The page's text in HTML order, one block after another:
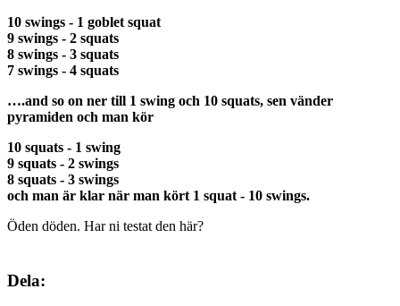
10 swings - 1 goblet squat
9 swings - 2 squats
8 swings - 3 squats
7 swings - 4 squats
….and so on ner till 1 swing och 10 squats, sen vänder
pyramiden och man kör
10 squats - 1 swing
9 squats - 2 swings
8 squats - 3 swings
och man är klar när man kört 1 squat - 10 swings.
Öden döden. Har ni testat den här?
Dela: